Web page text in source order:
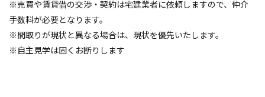
※売買や賃貸借の交渉・契約は宅建業者に依頼しますので、仲介
手数料が必要となります。
※間取りが現状と異なる場合は、現状を優先いたします。
※自主見学は固くお断りします